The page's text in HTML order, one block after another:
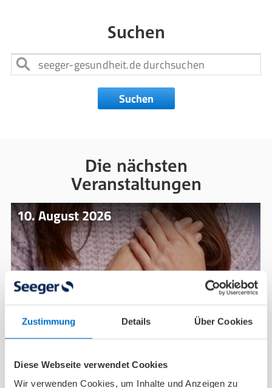
Zustimmung Details Über Cookies
Diese Webseite verwendet Cookies
Wir verwenden Cookies, um Inhalte und Anzeigen zu
Suchen
Suchen
Die nächsten
Veranstaltungen
10. August 2026
Versorgungszentren nach